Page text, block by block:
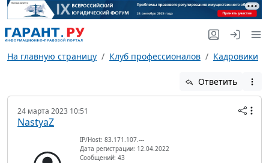
На главную страницу Клуб профессионалов Кадровики
Ответить
24 марта 2023 10:51
NastyaZ
IP/Host: 83.171.107.---
Дата регистрации: 12.04.2022
Сообщений: 43